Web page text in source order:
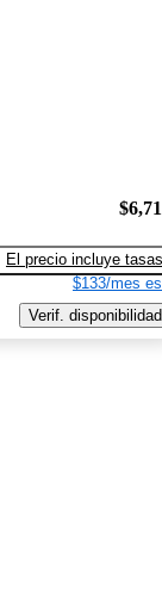
El precio incluye tasas
$133/mes
Verif. disponibilidad